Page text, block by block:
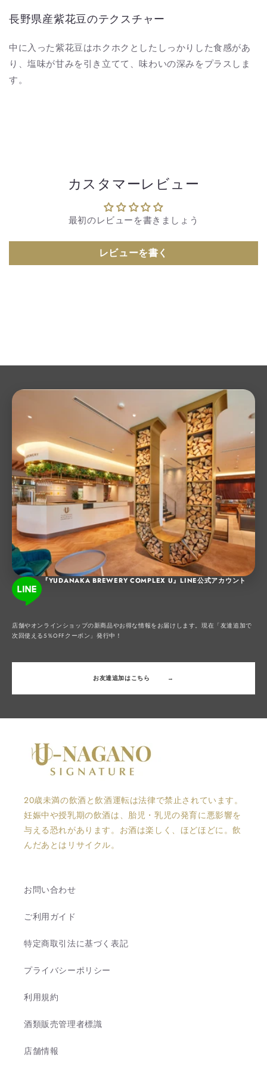
長野県産紫花豆のテクスチャー
中に入った紫花豆はホクホクとしたしっかりした食感があ
り、塩味が甘みを引き立てて、味わいの深みをプラスしま
す。
カスタマーレビュー
最初のレビューを書きましょう
レビューを書く
『YUDANAKA BREWERY COMPLEX U』LINE公式アカウント
店舗やオンラインショップの新商品やお得な情報をお届けします。現在「友達追加で
次回使える5％OFFクーポン」発行中！
お友達追加はこちら →
20歳未満の飲酒と飲酒運転は法律で禁止されています。
妊娠中や授乳期の飲酒は、胎児・乳児の発育に悪影響を
与える恐れがあります。お酒は楽しく、ほどほどに。飲
んだあとはリサイクル。
お問い合わせ
ご利用ガイド
特定商取引法に基づく表記
プライバシーポリシー
利用規約
酒類販売管理者標識
店舗情報